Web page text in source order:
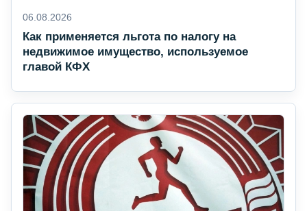
06.08.2026
Как применяется льгота по налогу на
недвижимое имущество, используемое
главой КФХ